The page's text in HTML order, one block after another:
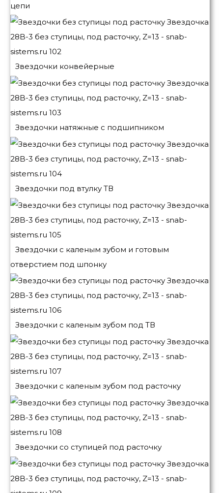
цепи
Звездочки конвейерные
Звездочки натяжные с подшипником
Звездочки под втулку ТВ
Звездочки с каленым зубом и готовым
отверстием под шпонку
Звездочки с каленым зубом под ТВ
Звездочки с каленым зубом под расточку
Звездочки со ступицей под расточку